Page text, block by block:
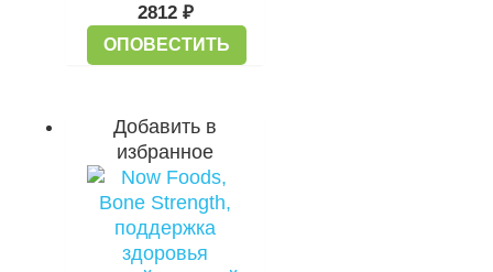
2812 ₽
ОПОВЕСТИТЬ
Добавить в
избранное